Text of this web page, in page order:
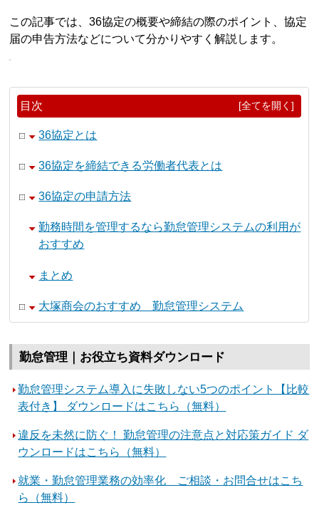
この記事では、36協定の概要や締結の際のポイント、協定
届の申告方法などについて分かりやすく解説します。
目次 [全てを開く]
36協定とは
36協定を締結できる労働者代表とは
36協定の申請方法
勤務時間を管理するなら勤怠管理システムの利用が
おすすめ
まとめ
大塚商会のおすすめ 勤怠管理システム
勤怠管理｜お役立ち資料ダウンロード
勤怠管理システム導入に失敗しない5つのポイント【比較
表付き】 ダウンロードはこちら（無料）
違反を未然に防ぐ！ 勤怠管理の注意点と対応策ガイド ダ
ウンロードはこちら（無料）
就業・勤怠管理業務の効率化 ご相談・お問合せはこち
ら（無料）